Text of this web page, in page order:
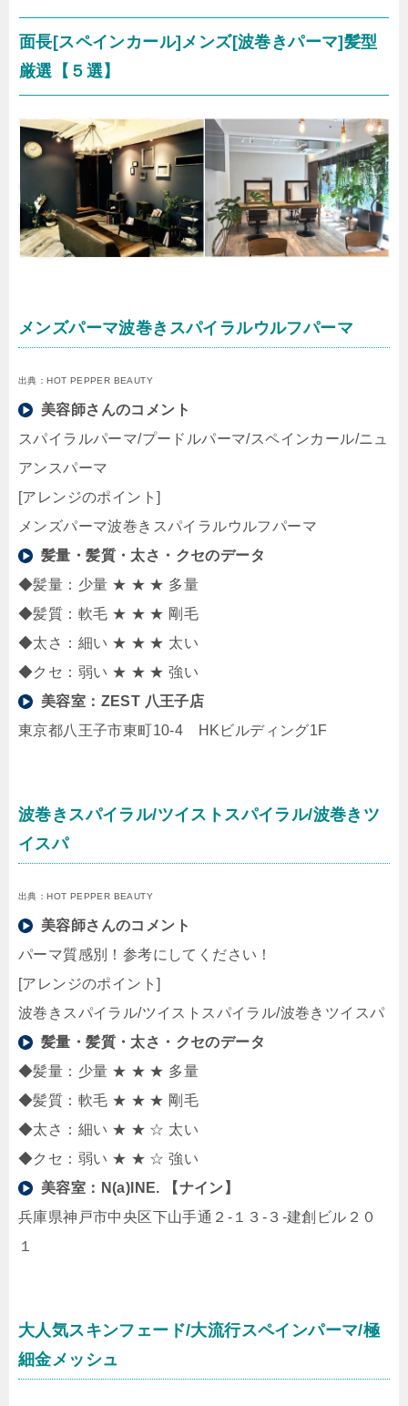
面長[スペインカール]メンズ[波巻きパーマ]髪型
厳選【５選】
メンズパーマ波巻きスパイラルウルフパーマ
出典：HOT PEPPER BEAUTY
美容師さんのコメント
スパイラルパーマ/プードルパーマ/スペインカール/ニュ
アンスパーマ
[アレンジのポイント]
メンズパーマ波巻きスパイラルウルフパーマ
髪量・髪質・太さ・クセのデータ
◆髪量：少量 ★ ★ ★ 多量
◆髪質：軟毛 ★ ★ ★ 剛毛
◆太さ：細い ★ ★ ★ 太い
◆クセ：弱い ★ ★ ★ 強い
美容室： ZEST 八王子店
東京都八王子市東町10-4 HKビルディング1F
波巻きスパイラル/ツイストスパイラル/波巻きツ
イスパ
出典：HOT PEPPER BEAUTY
美容師さんのコメント
パーマ質感別！参考にしてください！
[アレンジのポイント]
波巻きスパイラル/ツイストスパイラル/波巻きツイスパ
髪量・髪質・太さ・クセのデータ
◆髪量：少量 ★ ★ ★ 多量
◆髪質：軟毛 ★ ★ ★ 剛毛
◆太さ：細い ★ ★ ☆ 太い
◆クセ：弱い ★ ★ ☆ 強い
美容室： N(a)INE. 【ナイン】
兵庫県神戸市中央区下山手通２-１３-３-建創ビル２０
１
大人気スキンフェード/大流行スペインパーマ/極
細金メッシュ